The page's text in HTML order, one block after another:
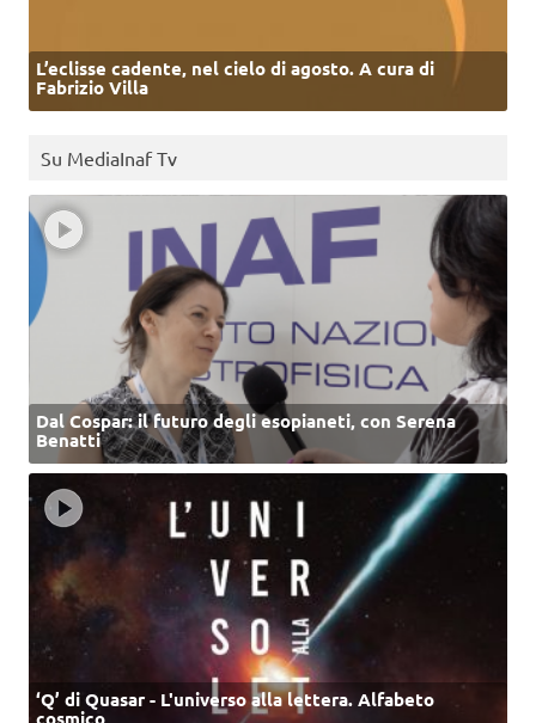
L’eclisse cadente, nel cielo di agosto. A cura di
Fabrizio Villa
Su MediaInaf Tv
Dal Cospar: il futuro degli esopianeti, con Serena
Benatti
‘Q’ di Quasar - L'universo alla lettera. Alfabeto
cosmico